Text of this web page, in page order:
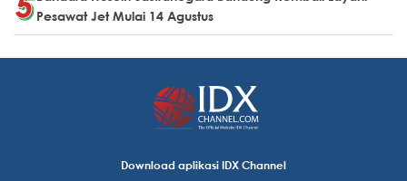
Pesawat Jet Mulai 14 Agustus
Download aplikasi IDX Channel